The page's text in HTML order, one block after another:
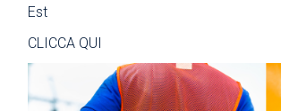
Est
CLICCA QUI